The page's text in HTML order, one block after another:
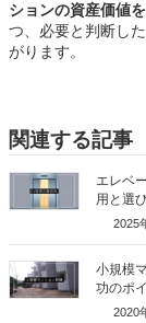
ションの資産価値
つ、必要と判断し
がります。
関連する記事
エレベ
用と選
2025
小規模
功のポ
2020